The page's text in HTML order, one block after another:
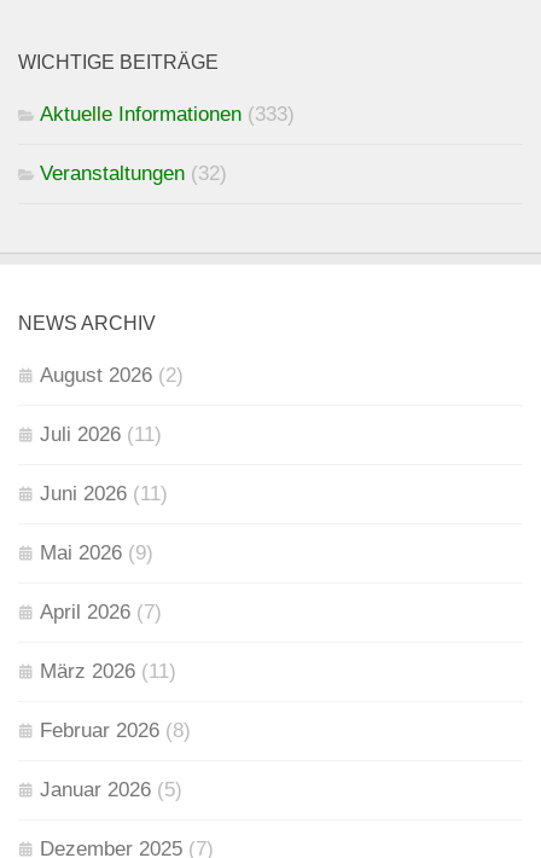
WICHTIGE BEITRÄGE
Aktuelle Informationen (333)
Veranstaltungen (32)
NEWS ARCHIV
August 2026 (2)
Juli 2026 (11)
Juni 2026 (11)
Mai 2026 (9)
April 2026 (7)
März 2026 (11)
Februar 2026 (8)
Januar 2026 (5)
Dezember 2025 (7)